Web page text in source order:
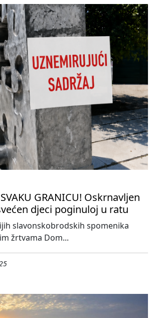
GRANICU! Oskrnavljen
djeci poginuloj u ratu
slavonskobrodskih spomenika
žrtvama Dom...